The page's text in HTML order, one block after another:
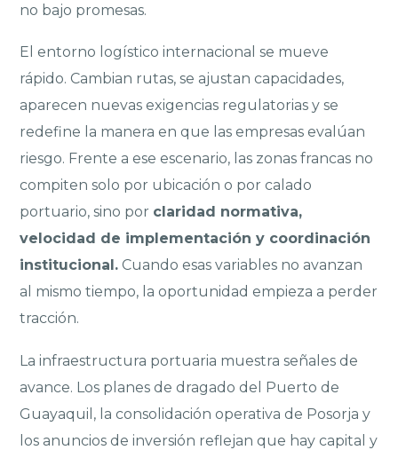
no bajo promesas.
El entorno logístico internacional se mueve
rápido. Cambian rutas, se ajustan capacidades,
aparecen nuevas exigencias regulatorias y se
redefine la manera en que las empresas evalúan
riesgo. Frente a ese escenario, las zonas francas no
compiten solo por ubicación o por calado
portuario, sino por claridad normativa,
velocidad de implementación y coordinación
institucional. Cuando esas variables no avanzan
al mismo tiempo, la oportunidad empieza a perder
tracción.
La infraestructura portuaria muestra señales de
avance. Los planes de dragado del Puerto de
Guayaquil, la consolidación operativa de Posorja y
los anuncios de inversión reflejan que hay capital y